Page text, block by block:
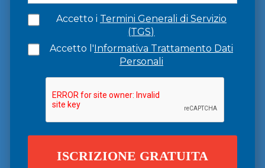
Accetto i Termini Generali di Servizio
(TGS)
Accetto l'Informativa Trattamento Dati
Personali